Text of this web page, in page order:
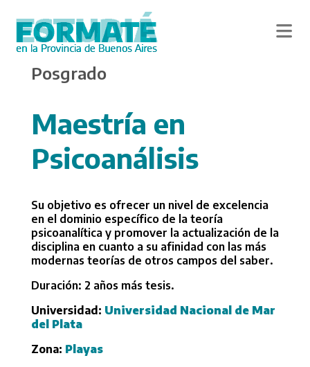
content
Posgrado
Maestría en
Psicoanálisis
Su objetivo es ofrecer un nivel de excelencia
en el dominio específico de la teoría
psicoanalítica y promover la actualización de la
disciplina en cuanto a su afinidad con las más
modernas teorías de otros campos del saber.
Duración: 2 años más tesis.
Universidad: Universidad Nacional de Mar
del Plata
Zona: Playas